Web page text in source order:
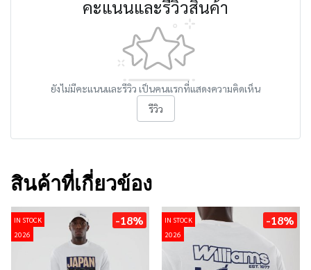
คะแนนและรีวิวสินค้า
ยังไม่มีคะแนนและรีวิว เป็นคนแรกที่แสดงความคิดเห็น
รีวิว
สินค้าที่เกี่ยวข้อง
IN STOCK
2026
-18%
IN STOCK
2026
-18%